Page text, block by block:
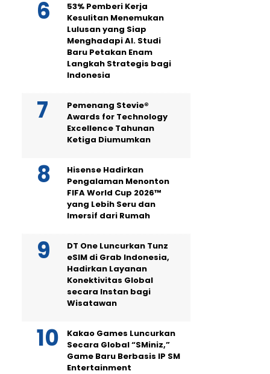
53% Pemberi Kerja
Kesulitan Menemukan
Lulusan yang Siap
Menghadapi AI. Studi
Baru Petakan Enam
Langkah Strategis bagi
Indonesia
Pemenang Stevie®
Awards for Technology
Excellence Tahunan
Ketiga Diumumkan
Hisense Hadirkan
Pengalaman Menonton
FIFA World Cup 2026™
yang Lebih Seru dan
Imersif dari Rumah
DT One Luncurkan Tunz
eSIM di Grab Indonesia,
Hadirkan Layanan
Konektivitas Global
secara Instan bagi
Wisatawan
Kakao Games Luncurkan
Secara Global “SMiniz,”
Game Baru Berbasis IP SM
Entertainment